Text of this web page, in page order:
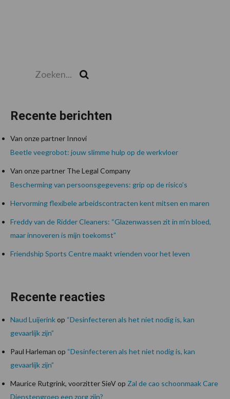
Recente berichten
Van onze partner Innovi
Beetle veegrobot: jouw slimme hulp op de werkvloer
Van onze partner The Legal Company
Bescherming van persoonsgegevens: grip op de risico’s
Hervorming flexibele arbeidscontracten kent mitsen en maren
Freddy van de Ridder Cleaners: “Glazenwassen zit in m’n bloed,
maar innoveren is mijn toekomst”
Friendship Sports Centre maakt vrienden voor het leven
Recente reacties
Naud Luijerinkop “Desinfecteren als het niet nodig is, kan
gevaarlijk zijn”
Paul Harleman op “Desinfecteren als het niet nodig is, kan
gevaarlijk zijn”
Maurice Rutgrink, voorzitter SieVop Zal de cao schoonmaak Care
Dienstengroep een zorg zijn?